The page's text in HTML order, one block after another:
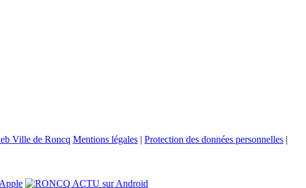
Mentions légales | Protection des données personnelles |